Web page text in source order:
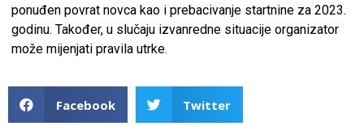
ponuđen povrat novca kao i prebacivanje startnine za 2023.
godinu. Također, u slučaju izvanredne situacije organizator
može mijenjati pravila utrke.
Facebook Twitter